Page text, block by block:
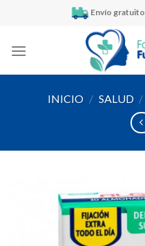
Envío gratuito
INICIO / SALUD /